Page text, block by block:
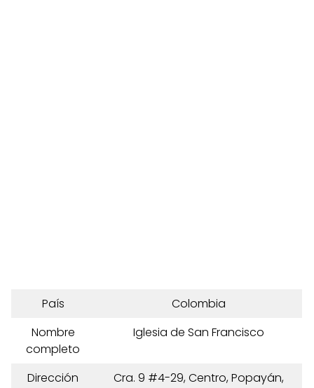
País
Colombia
Nombre
completo
Iglesia de San Francisco
Dirección
Cra. 9 #4-29, Centro, Popayán,